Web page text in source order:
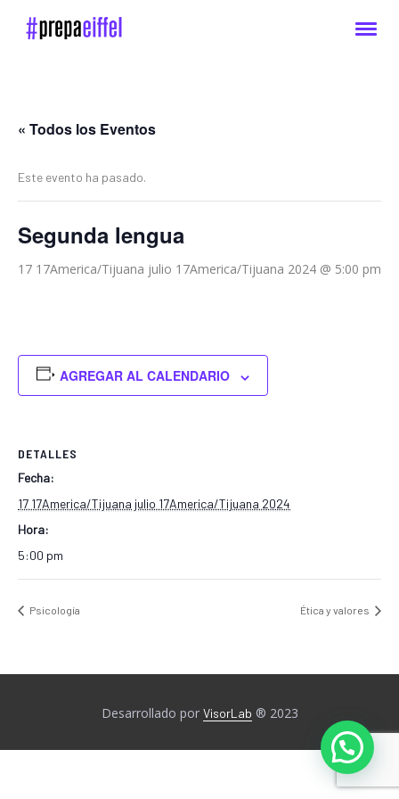
« Todos los Eventos
Este evento ha pasado.
Segunda lengua
17 17America/Tijuana julio 17America/Tijuana 2024 @ 5:00 pm
AGREGAR AL CALENDARIO
DETALLES
Fecha:
17 17America/Tijuana julio 17America/Tijuana 2024
Hora:
5:00 pm
Psicología Ética y valores
Desarrollado por VisorLab ® 2023